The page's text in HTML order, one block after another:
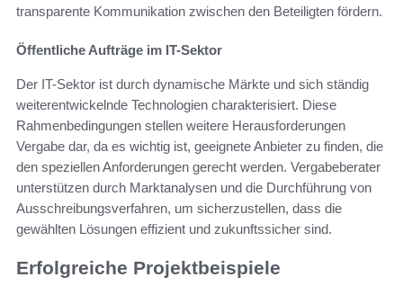
transparente Kommunikation zwischen den Beteiligten fördern.
Öffentliche Aufträge im IT-Sektor
Der IT-Sektor ist durch dynamische Märkte und sich ständig
weiterentwickelnde Technologien charakterisiert. Diese
Rahmenbedingungen stellen weitere Herausforderungen
Vergabe dar, da es wichtig ist, geeignete Anbieter zu finden, die
den speziellen Anforderungen gerecht werden. Vergabeberater
unterstützen durch Marktanalysen und die Durchführung von
Ausschreibungsverfahren, um sicherzustellen, dass die
gewählten Lösungen effizient und zukunftssicher sind.
Erfolgreiche Projektbeispiele